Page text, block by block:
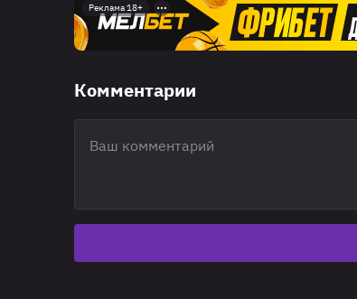
Реклама 18+
Комментарии